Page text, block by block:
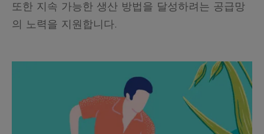
또한 지속 가능한 생산 방법을 달성하려는 공급망
의 노력을 지원합니다.